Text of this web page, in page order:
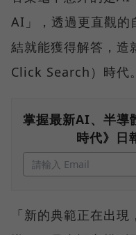
AI」，透過更直觀的
結就能獲得解答，造
Click Search）時代。
掌握最新AI、半導
時代》日
「新的典範正在出